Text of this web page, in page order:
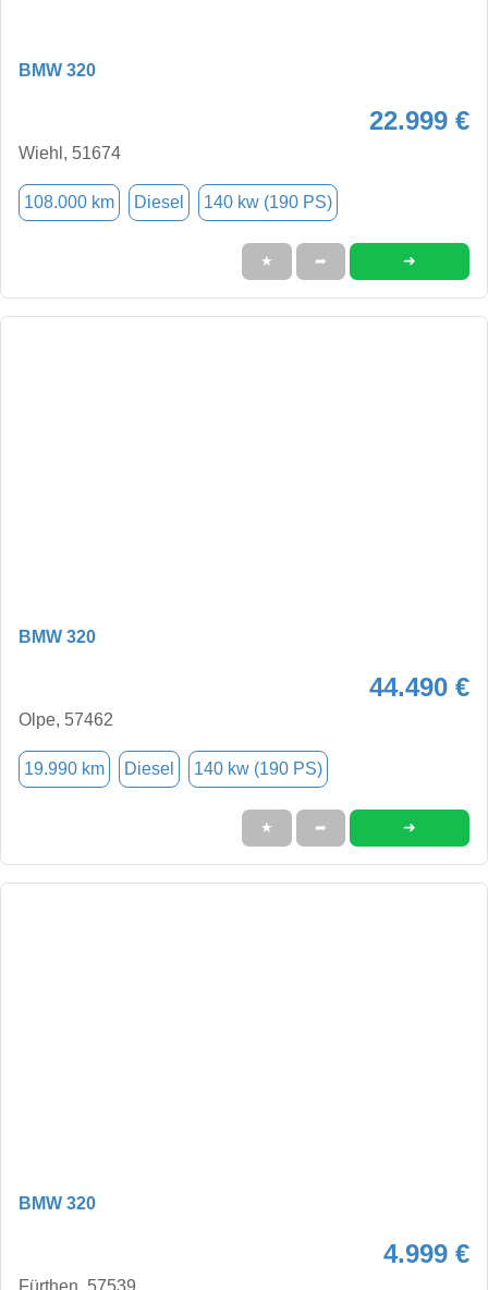
BMW 320
22.999 €
Wiehl, 51674
108.000 km Diesel 140 kw (190 PS)
★ ➦ ➜
BMW 320
44.490 €
Olpe, 57462
19.990 km Diesel 140 kw (190 PS)
★ ➦ ➜
BMW 320
4.999 €
Fürthen, 57539